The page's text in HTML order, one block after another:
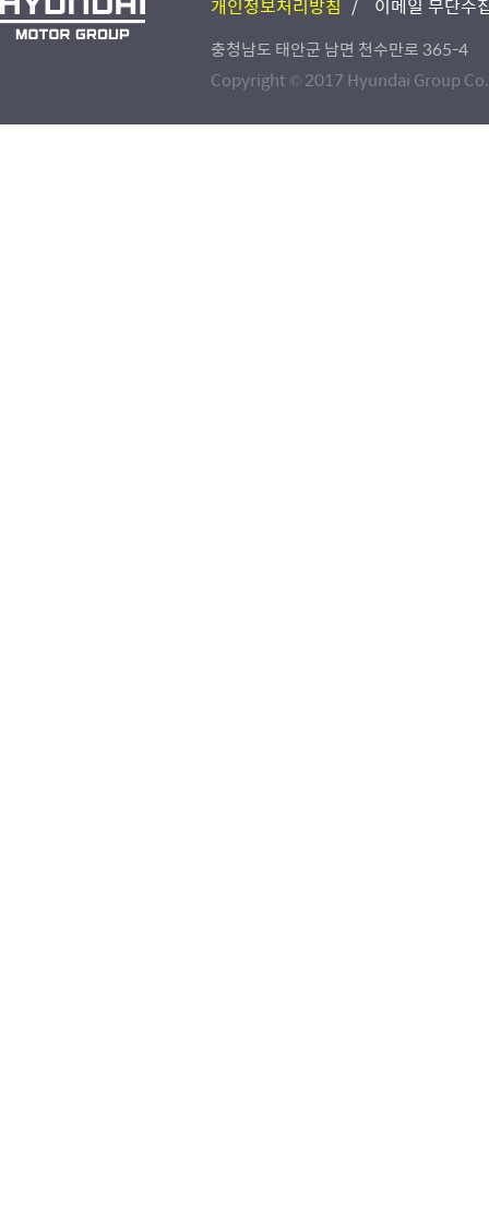
개인정보처리방침 이메일 무단수
충청남도 태안군 남면 천수만로 365-4
Copyright © 2017 Hyundai Group